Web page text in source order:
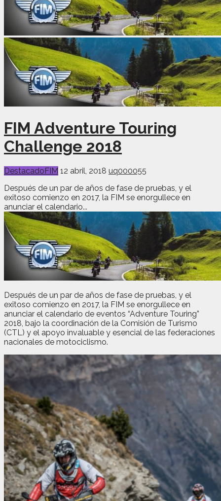
FIM Adventure Touring
Challenge 2018
DestacadoFIM 12 abril, 2018 uq000055
Después de un par de años de fase de pruebas, y el
exitoso comienzo en 2017, la FIM se enorgullece en
anunciar el calendario...
Después de un par de años de fase de pruebas, y el
exitoso comienzo en 2017, la FIM se enorgullece en
anunciar el calendario de eventos “Adventure Touring”
2018, bajo la coordinación de la Comisión de Turismo
(CTL) y el apoyo invaluable y esencial de las federaciones
nacionales de motociclismo.